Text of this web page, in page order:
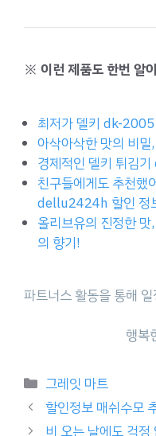
※ 이런 제품도 한번 알
최저가 델키 dk-
아삭아삭한 맛의 비
경제적인 델키 튀김
친구들에게도 추천했
dellu2424h 할인 정
올리브유의 진정한
의 향기!
파트너스 활동을 통해
행복
Categories
그레잇 마트
할인정보 매쉬수모
비 오는 날에도 걱